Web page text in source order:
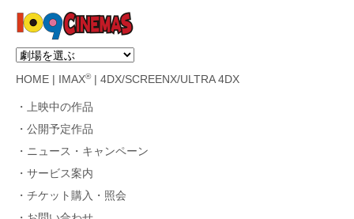
HOME IMAX®| 4DX/SCREENX/ULTRA 4DX
上映中の作品
公開予定作品
ニュース・キャンペーン
サービス案内
チケット購入・照会